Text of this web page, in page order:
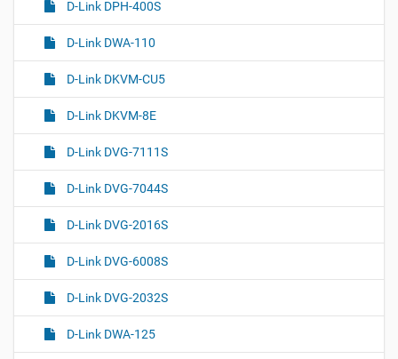
D-Link DPH-400S
D-Link DWA-110
D-Link DKVM-CU5
D-Link DKVM-8E
D-Link DVG-7111S
D-Link DVG-7044S
D-Link DVG-2016S
D-Link DVG-6008S
D-Link DVG-2032S
D-Link DWA-125